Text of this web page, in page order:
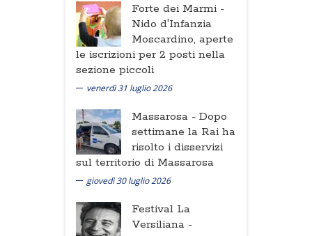
Forte dei Marmi -
Nido d'Infanzia
Moscardino, aperte
le iscrizioni per 2 posti nella
sezione piccoli
venerdì 31 luglio 2026
Massarosa - Dopo
settimane la Rai ha
risolto i disservizi
sul territorio di Massarosa
giovedì 30 luglio 2026
Festival La
Versiliana -